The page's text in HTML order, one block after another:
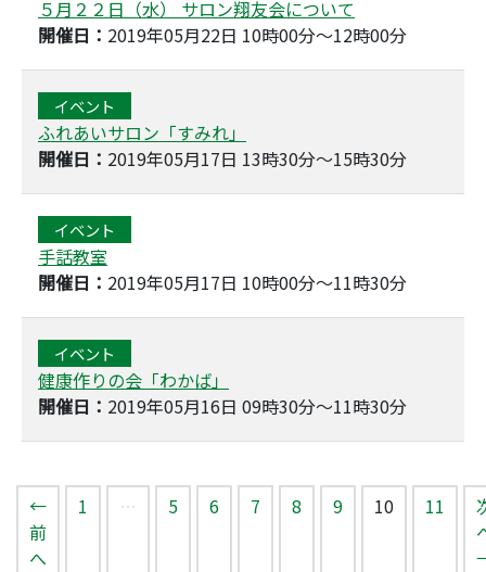
５月２２日（水） サロン翔友会について
開催日： 2019年05月22日 10時00分～12時00分
イベント
ふれあいサロン「すみれ」
開催日： 2019年05月17日 13時30分～15時30分
イベント
手話教室
開催日： 2019年05月17日 10時00分～11時30分
イベント
健康作りの会「わかば」
開催日： 2019年05月16日 09時30分～11時30分
←
前
へ
1 … 5 6 7 8 9 10（このペー
11